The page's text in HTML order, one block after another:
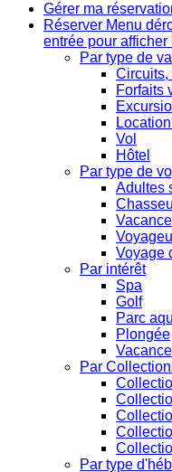
Gérer ma
Réserver Menu
entrée pour afficher
Par type de
Circuits,
Forfaits
Vol
Hôtel
Par type de
Adultes
Voyage
Par intérêt
Spa
Golf
Parc
Plongée
Par
Par type